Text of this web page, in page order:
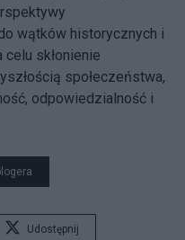
wątków historycznych i
skłonienie
społeczeństwa,
odpowiedzialność i
Udostępnij